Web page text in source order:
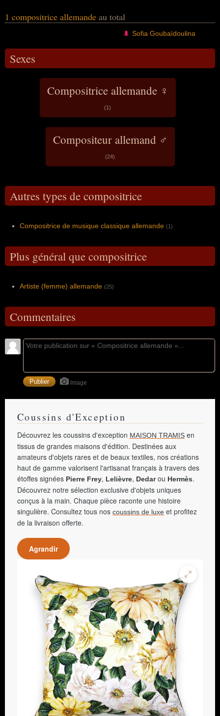
1 compositrice allemande au total
Sofia Goubaïdoulina
Sexes
Compositrice allemande ♀
(1)
Compositeur allemand ♂
(24)
Autres types de compositrice
Compositrice de musique classique allemande (1)
Plus général que compositrice
Artiste (femme) allemande (25)
Commentaires
Image
Coussins d'Exception
Découvrez les coussins d'exception MAISON TRAMIS en
tissus de grandes maisons d'édition. Destinées aux
amateurs d'objets rares et de beaux textiles, nos créations
haut de gamme valorisent l'artisanat français à travers des
étoffes signées Pierre Frey, Lelièvre, Dedarou Hermès.
Découvrez notre sélection exclusive d'objets uniques
conçus à la main. Chaque pièce raconte une histoire
singulière. Consultez tous nos coussins de luxe et profitez
de la livraison offerte.
Agrandir